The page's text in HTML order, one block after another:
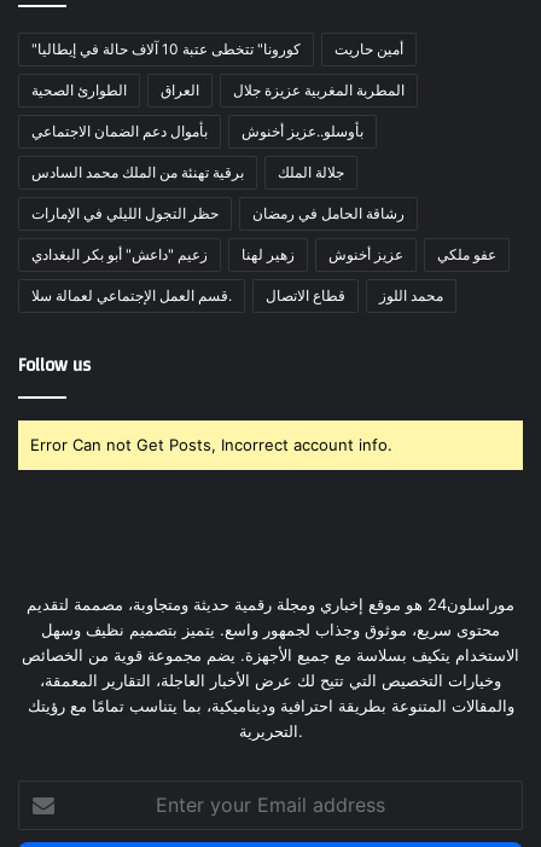
"كورونا" تتخطى عتبة 10 آلاف حالة في إيطاليا أمين حاريت
الطوارئ الصحية العراق المطربة المغربية عزيزة جلال
بأموال دعم الضمان الاجتماعي بأوسلو..عزيز أخنوش
برقية تهنئة من الملك محمد السادس جلالة الملك
حظر التجول الليلي في الإمارات رشاقة الحامل في رمضان
زعيم "داعش" أبو بكر البغدادي زهير لهنا عزيز أخنوش عفو ملكي
قسم العمل الإجتماعي لعمالة سلا. قطاع الاتصال محمد اللوز
Follow us
Error Can not Get Posts, Incorrect account info.
موراسلون24 هو موقع إخباري ومجلة رقمية حديثة ومتجاوبة، مصممة لتقديم
محتوى سريع، موثوق وجذاب لجمهور واسع. يتميز بتصميم نظيف وسهل
الاستخدام يتكيف بسلاسة مع جميع الأجهزة. يضم مجموعة قوية من الخصائص
وخيارات التخصيص التي تتيح لك عرض الأخبار العاجلة، التقارير المعمقة،
والمقالات المتنوعة بطريقة احترافية وديناميكية، بما يتناسب تمامًا مع رؤيتك
التحريرية.
your
Email